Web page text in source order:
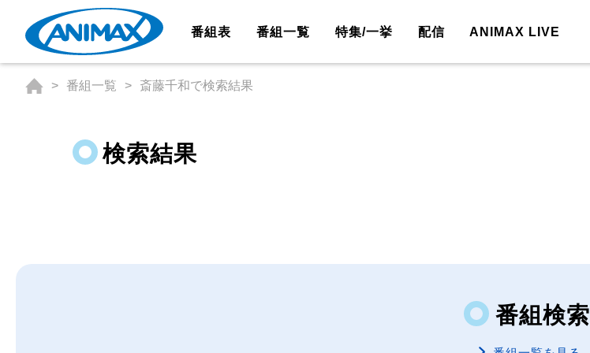
番組表 番組一覧 特集/一挙 配信 ANIMAX LIVE
番組一覧 斎藤千和で検索結果
検索結果
番組検索